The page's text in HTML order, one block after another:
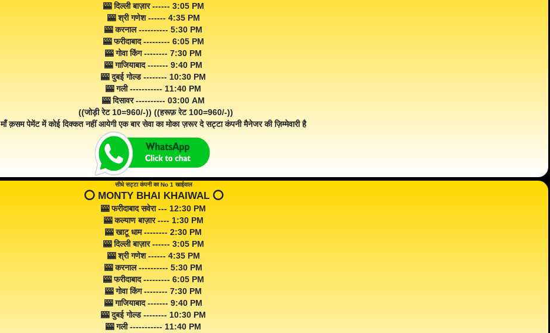
🎰 दिल्ली बाज़ार ------ 3:05 PM
🎰 श्री गणेश ------ 4:35 PM
🎰 करनाल ---------- 5:30 PM
🎰 फरीदाबाद --------- 6:05 PM
🎰 गोवा किंग -------- 7:30 PM
🎰 गाजियाबाद ------- 9:40 PM
🎰 दुबई गोल्ड -------- 10:30 PM
🎰 गली ----------- 11:40 PM
🎰 दिसावर ---------- 03:00 AM
((जोड़ी रेट 10=960/-)) ((हरूफ़ रेट 100=960/-))
माँ क़सम पेमेंट में कोई दिक्कत नहीं आयेगी एक बार सेवा का मोका ज़रूर दे सट्टा कंपनी मैनेजर की ज़िम्मेवारी है
सीधे सट्टा कंपनी का No 1 खाईवाल
⭕️ MONTY BHAI KHAIWAL ⭕️
🎰 फरीदाबाद सवेरा --- 12:30 PM
🎰 कल्याण बाज़ार ---- 1:30 PM
🎰 खाटू धाम -------- 2:30 PM
🎰 दिल्ली बाज़ार ------ 3:05 PM
🎰 श्री गणेश ------ 4:35 PM
🎰 करनाल ---------- 5:30 PM
🎰 फरीदाबाद --------- 6:05 PM
🎰 गोवा किंग -------- 7:30 PM
🎰 गाजियाबाद ------- 9:40 PM
🎰 दुबई गोल्ड -------- 10:30 PM
🎰 गली ----------- 11:40 PM